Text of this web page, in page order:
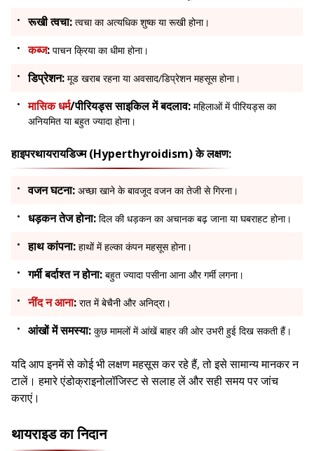
रूखी त्वचा: त्वचा का अत्यधिक शुष्क या रूखी होना।
कब्ज: पाचन क्रिया का धीमा होना।
डिप्रेशन: मूड खराब रहना या अवसाद/डिप्रेशन महसूस होना।
मासिक धर्म/पीरियड्स साइकिल में बदलाव: महिलाओं में पीरियड्स का
अनियमित या बहुत ज्यादा होना।
हाइपरथायरायडिज्म (Hyperthyroidism) के लक्षण:
वजन घटना: अच्छा खाने के बावजूद वजन का तेजी से गिरना।
धड़कन तेज होना: दिल की धड़कन का अचानक बढ़ जाना या घबराहट होना।
हाथ कांपना: हाथों में हल्का कंपन महसूस होना।
गर्मी बर्दाश्त न होना: बहुत ज्यादा पसीना आना और गर्मी लगना।
नींद न आना: रात में बेचैनी और अनिद्रा।
आंखों में समस्या: कुछ मामलों में आंखें बाहर की ओर उभरी हुई दिख सकती हैं।
यदि आप इनमें से कोई भी लक्षण महसूस कर रहे हैं, तो इसे सामान्य मानकर न
टालें। हमारे एंडोक्राइनोलॉजिस्ट से सलाह लें और सही समय पर जांच
कराएं।
थायराइड का निदान